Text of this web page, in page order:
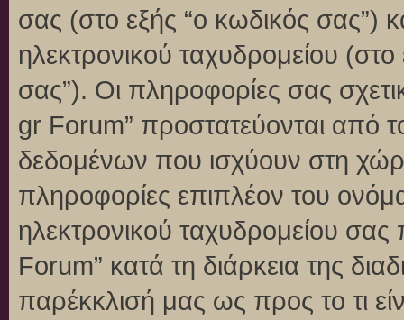
σας (στο εξής “ο κωδικός σας”)
ηλεκτρονικού ταχυδρομείου
σας”). Οι πληροφορίες σας
gr Forum” προστατεύονται από
δεδομένων που ισχύουν στη
πληροφορίες επιπλέον του
ηλεκτρονικού ταχυδρομείου
Forum” κατά τη διάρκεια της
παρέκκλισή μας ως προς το τι